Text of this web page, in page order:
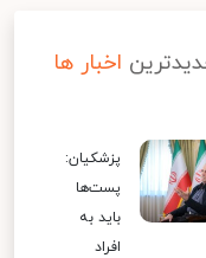
اخبار ها
پزشکیان:
پست‌ها
باید به
افراد